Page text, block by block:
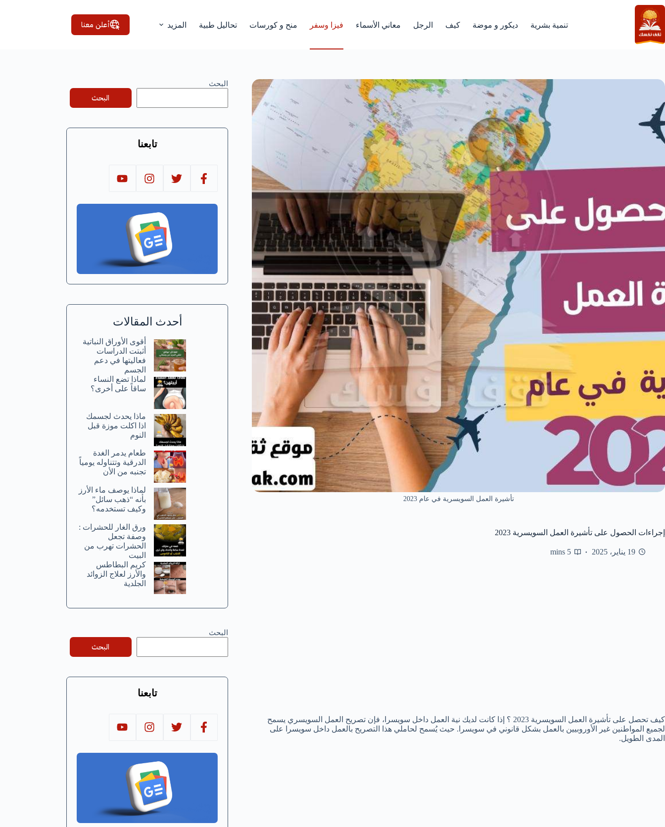
التجاوز
إلى
المحتوى
تنمية بشرية ديكور و موضة كيف الرجل معاني الأسماء فيزا وسفر منح و كورسات تحاليل طبية المزيد أعلن معنا
تأشيرة العمل السويسرية في عام 2023
إجراءات الحصول على تأشيرة العمل السويسرية 2023
19 يناير، 2025 5 mins
كيف تحصل على تأشيرة العمل السويسرية 2023 ؟ إذا كانت لديك نية العمل داخل سويسرا، فإن تصريح العمل السويسري يسمح
لجميع المواطنين غير الأوروبيين بالعمل بشكل قانوني في سويسرا. حيث يُسمح لحاملي هذا التصريح بالعمل داخل سويسرا على
المدى الطويل.
البحث
البحث
تابعنا
أحدث المقالات
أقوى الأوراق النباتية
أثبتت الدراسات
فعاليتها في دعم
الجسم
لماذا تضع النساء
ساقاً على أخرى؟
ماذا يحدث لجسمك
اذا اكلت موزة قبل
النوم
طعام يدمر الغدة
الدرقية وتتناوله يومياً
تجنبه من الأن
لماذا يوصف ماء الأرز
بأنه “ذهب سائل”
وكيف تستخدمه؟
ورق الغار للحشرات :
وصفة تجعل
الحشرات تهرب من
البيت
كريم البطاطس
والأرز لعلاج الزوائد
الجلدية
البحث
البحث
تابعنا